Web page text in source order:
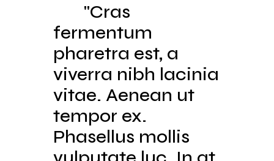
Cras
fermentum
pharetra est, a
viverra nibh lacinia
vitae. Aenean ut
tempor ex.
Phasellus mollis